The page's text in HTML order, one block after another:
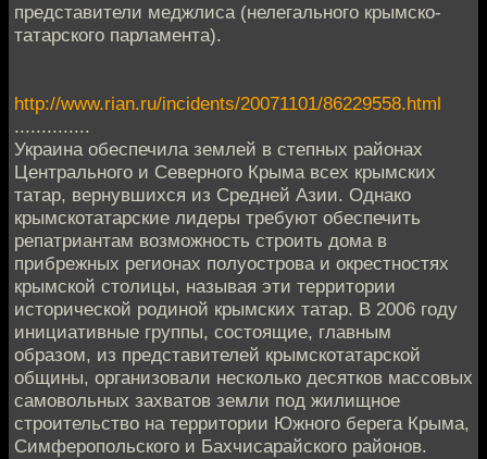
представители меджлиса (нелегального крымско-
татарского парламента).
http://www.rian.ru/incidents/20071101/86229558.html
..............
Украина обеспечила землей в степных районах
Центрального и Северного Крыма всех крымских
татар, вернувшихся из Средней Азии. Однако
крымскотатарские лидеры требуют обеспечить
репатриантам возможность строить дома в
прибрежных регионах полуострова и окрестностях
крымской столицы, называя эти территории
исторической родиной крымских татар. В 2006 году
инициативные группы, состоящие, главным
образом, из представителей крымскотатарской
общины, организовали несколько десятков массовых
самовольных захватов земли под жилищное
строительство на территории Южного берега Крыма,
Симферопольского и Бахчисарайского районов.